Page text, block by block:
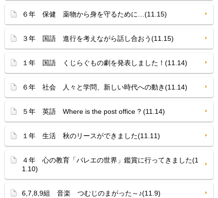
６年 保健 薬物から身を守るために…(11.15)
３年 国語 進行を考えながら話し合おう(11.15)
１年 国語 くじらぐもの劇を発表しました！(11.14)
６年 社会 人々と学問、新しい時代への動き(11.14)
５年 英語 Where is the post office ? (11.14)
１年 生活 秋のリースができました(11.11)
４年 心の教育「バレエの世界」鑑賞に行ってきました(1
1.10)
6,7,8,9組 音楽 つむじのまがった～♪(11.9)